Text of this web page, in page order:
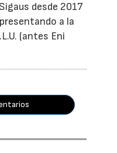
desde 2017
a la
(antes Eni